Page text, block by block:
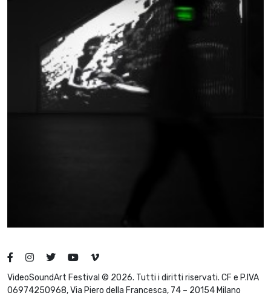
VideoSoundArt Festival © 2026. Tutti i diritti riservati. CF e P.IVA
06974250968, Via Piero della Francesca, 74 – 20154 Milano